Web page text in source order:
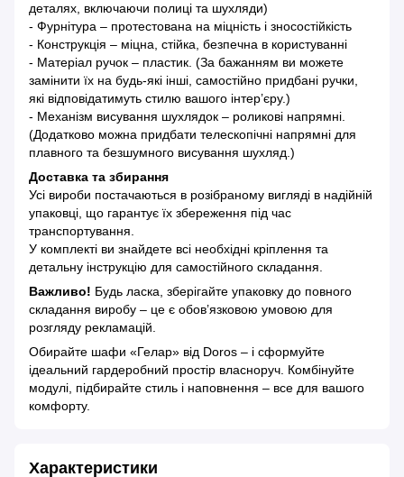
деталях, включаючи полиці та шухляди)
- Фурнітура – протестована на міцність і зносостійкість
- Конструкція – міцна, стійка, безпечна в користуванні
- Матеріал ручок – пластик. (За бажанням ви можете
замінити їх на будь-які інші, самостійно придбані ручки,
які відповідатимуть стилю вашого інтер’єру.)
- Механізм висування шухлядок – роликові напрямні.
(Додатково можна придбати телескопічні напрямні для
плавного та безшумного висування шухляд.)
Доставка та збирання
Усі вироби постачаються в розібраному вигляді в надійній
упаковці, що гарантує їх збереження під час
транспортування.
У комплекті ви знайдете всі необхідні кріплення та
детальну інструкцію для самостійного складання.
Важливо! Будь ласка, зберігайте упаковку до повного
складання виробу – це є обов’язковою умовою для
розгляду рекламацій.
Обирайте шафи «Гелар» від Doros – і сформуйте
ідеальний гардеробний простір власноруч. Комбінуйте
модулі, підбирайте стиль і наповнення – все для вашого
комфорту.
Характеристики